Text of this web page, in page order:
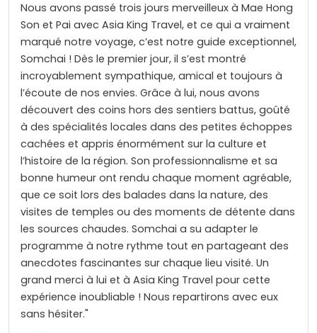
Nous avons passé trois jours merveilleux à Mae Hong
Son et Pai avec Asia King Travel, et ce qui a vraiment
marqué notre voyage, c’est notre guide exceptionnel,
Somchai ! Dès le premier jour, il s’est montré
incroyablement sympathique, amical et toujours à
l’écoute de nos envies. Grâce à lui, nous avons
découvert des coins hors des sentiers battus, goûté
à des spécialités locales dans des petites échoppes
cachées et appris énormément sur la culture et
l’histoire de la région. Son professionnalisme et sa
bonne humeur ont rendu chaque moment agréable,
que ce soit lors des balades dans la nature, des
visites de temples ou des moments de détente dans
les sources chaudes. Somchai a su adapter le
programme à notre rythme tout en partageant des
anecdotes fascinantes sur chaque lieu visité. Un
grand merci à lui et à Asia King Travel pour cette
expérience inoubliable ! Nous repartirons avec eux
sans hésiter."